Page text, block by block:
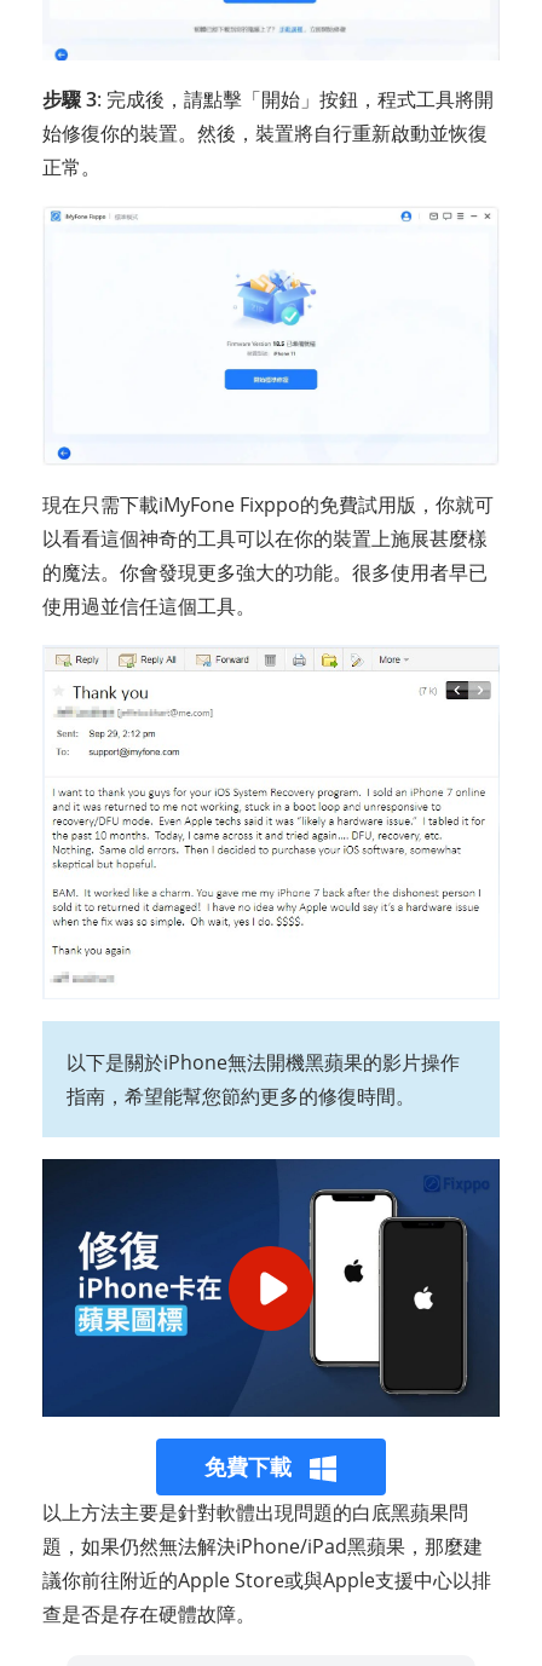
步驟 3: 完成後，請點擊「開始」按鈕，程式工具將開
始修復你的裝置。然後，裝置將自行重新啟動並恢復
正常。
現在只需下載iMyFone Fixppo的免費試用版，你就可
以看看這個神奇的工具可以在你的裝置上施展甚麼樣
的魔法。你會發現更多強大的功能。很多使用者早已
使用過並信任這個工具。
以下是關於iPhone無法開機黑蘋果的影片操作
指南，希望能幫您節約更多的修復時間。
免費下載
以上方法主要是針對軟體出現問題的白底黑蘋果問
題，如果仍然無法解決iPhone/iPad黑蘋果，那麼建
議你前往附近的Apple Store或與Apple支援中心以排
查是否是存在硬體故障。